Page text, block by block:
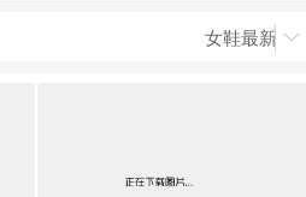
女鞋最新上
